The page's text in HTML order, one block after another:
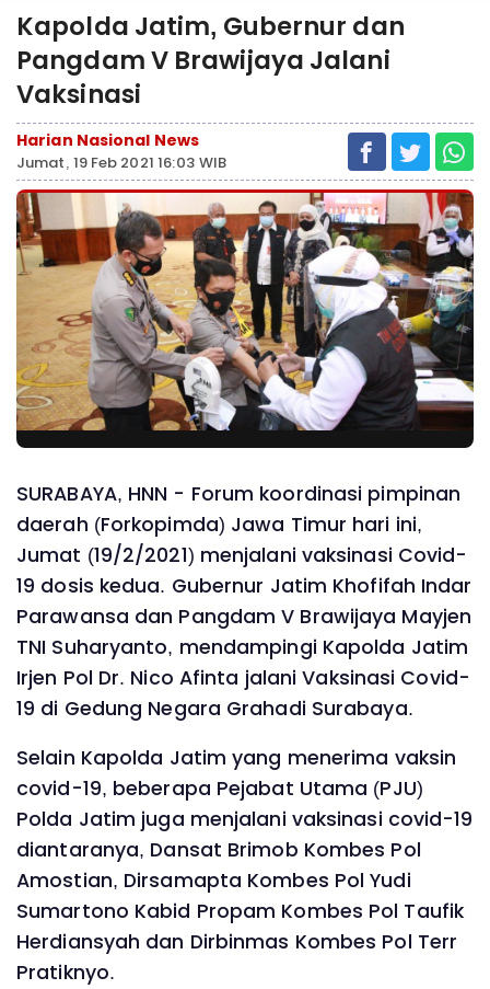
Kapolda Jatim, Gubernur dan
Pangdam V Brawijaya Jalani
Vaksinasi
Harian Nasional News
Jumat, 19 Feb 2021 16:03 WIB
SURABAYA, HNN - Forum koordinasi pimpinan
daerah (Forkopimda) Jawa Timur hari ini,
Jumat (19/2/2021) menjalani vaksinasi Covid-
19 dosis kedua. Gubernur Jatim Khofifah Indar
Parawansa dan Pangdam V Brawijaya Mayjen
TNI Suharyanto, mendampingi Kapolda Jatim
Irjen Pol Dr. Nico Afinta jalani Vaksinasi Covid-
19 di Gedung Negara Grahadi Surabaya.
Selain Kapolda Jatim yang menerima vaksin
covid-19, beberapa Pejabat Utama (PJU)
Polda Jatim juga menjalani vaksinasi covid-19
diantaranya, Dansat Brimob Kombes Pol
Amostian, Dirsamapta Kombes Pol Yudi
Sumartono Kabid Propam Kombes Pol Taufik
Herdiansyah dan Dirbinmas Kombes Pol Terr
Pratiknyo.